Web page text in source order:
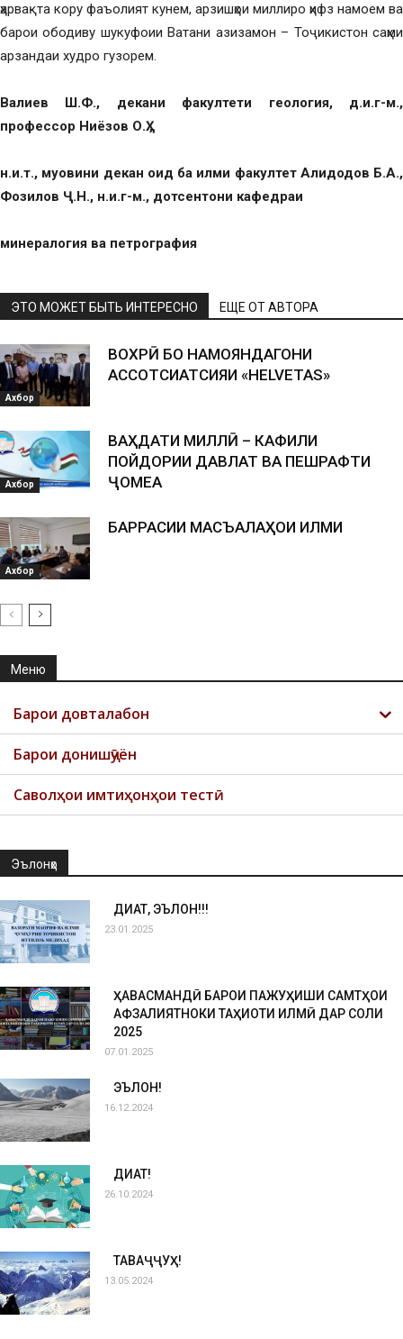
ҳарвақта кору фаъолият кунем, арзишҳои миллиро ҳифз намоем ва
барои ободиву шукуфоии Ватани азизамон – Тоҷикистон саҳми
арзандаи худро гузорем.
Валиев Ш.Ф., декани факултети геология, д.и.г-м.,
профессор Ниёзов О.Ҳ.,
н.и.т., муовини декан оид ба илми факултет Алидодов Б.А.,
Фозилов Ҷ.Н., н.и.г-м., дотсентони кафедраи
минералогия ва петрография
ЭТО МОЖЕТ БЫТЬ ИНТЕРЕСНО ЕЩЕ ОТ АВТОРА
Ахбор
ВОХӮРӢ БО НАМОЯНДАГОНИ
АССОТСИАТСИЯИ «HELVETAS»
Ахбор
ВАҲДАТИ МИЛЛӢ – КАФИЛИ
ПОЙДОРИИ ДАВЛАТ ВА ПЕШРАФТИ
ҶОМЕА
Ахбор
БАРРАСИИ МАСЪАЛАҲОИ ИЛМИ
Меню
Барои довталабон
Барои донишҷӯён
Саволҳои имтиҳонҳои тестӣ
Эълонҳо
ДИҚҚАТ, ЭЪЛОН!!!
23.01.2025
ҲАВАСМАНДӢ БАРОИ ПАЖУҲИШИ САМТҲОИ
АФЗАЛИЯТНОКИ ТАҲҚИҚОТИ ИЛМӢ ДАР СОЛИ
2025
07.01.2025
ЭЪЛОН!
16.12.2024
ДИҚҚАТ!
26.10.2024
ТАВАҶҶУҲ!
13.05.2024